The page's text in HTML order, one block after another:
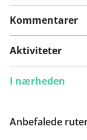
Kommentarer
Aktiviteter
I nærheden
Anbefalede